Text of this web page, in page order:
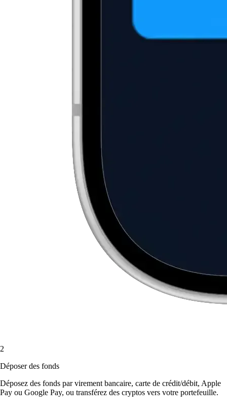
2
Déposer des fonds
Déposez des fonds par virement bancaire, carte de crédit/débit, Apple
Pay ou Google Pay, ou transférez des cryptos vers votre portefeuille.